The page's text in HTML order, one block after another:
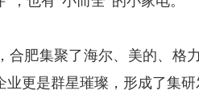
肥集聚了海尔、美的、格力
业更是群星璀璨，形成了集